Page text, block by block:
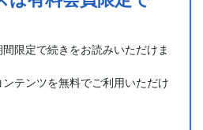
、SPORTグレードに加え
限定で続きをお読みいただけま
テンツを無料でご利用いただけ